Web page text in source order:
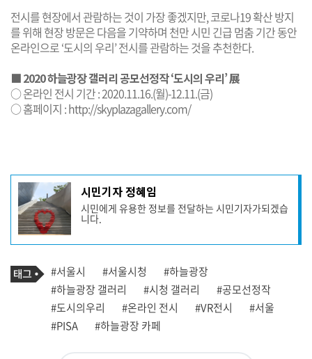
전시를 현장에서 관람하는 것이 가장 좋겠지만, 코로나19 확산 방지
를 위해 현장 방문은 다음을 기약하며 천만 시민 긴급 멈춤 기간 동안
온라인으로 ‘도시의 우리’ 전시를 관람하는 것을 추천한다.
■ 2020 하늘광장 갤러리 공모선정작 ‘도시의 우리’ 展
○ 온라인 전시 기간 : 2020.11.16.(월)-12.11.(금)
○ 홈페이지 :http://skyplazagallery.com/
기
사
작
성
자
프
필
시민기자 정혜임
시민에게 유용한 정보를 전달하는 시민기자가되겠습
니다.
기
사
관
련
태
그
태
그
#서울시 #서울시청
#하늘광장
#하늘광장 갤러리
#시청 갤러리
#공모선정작
#도시의우리
#온라인 전시 #VR전시
#서울
#PISA
#하늘광장 카페